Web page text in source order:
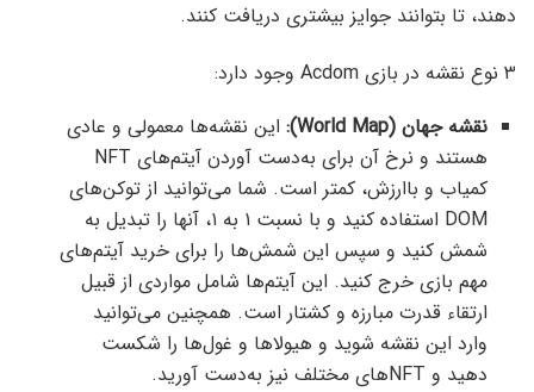
دهند، تا بتوانند جوایز بیشتری دریافت کنند.
۳ نوع نقشه در بازی Acdom وجود دارد:‌
نقشه جهان (World Map):
این نقشه‌ها معمولی و عادی
هستند و نرخ آن برای به‌دست آوردن آیتم‌های NFT
کمیاب و باارزش، کمتر است. شما می‌توانید از توکن‌های
DOM استفاده کنید و با نسبت ۱ به ۱، آنها را تبدیل به
شمش کنید و سپس این شمش‌ها را برای خرید آیتم‌های
مهم بازی خرج کنید. این آیتم‌ها شامل مواردی از قبیل
ارتقاء قدرت مبارزه و کشتار است. همچنین می‌توانید
وارد این نقشه شوید و هیولاها و غول‌ها را شکست
دهید و NFTهای مختلف نیز به‌دست آورید.